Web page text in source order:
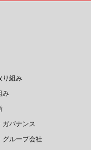
り組み
み
ガバナンス
ループ会社